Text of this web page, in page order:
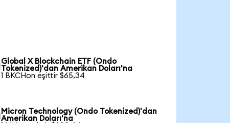
Global X Blockchain ETF (Ondo
Tokenized)'dan Amerikan Doları'na
1 BKCHon eşittir $65,34
Micron Technology (Ondo Tokenized)'dan
Amerikan Doları'na